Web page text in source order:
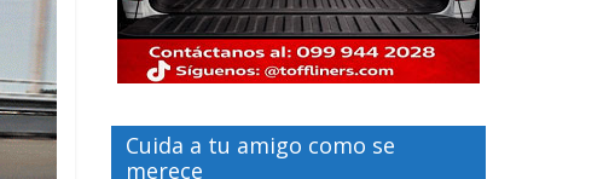
Cuida a tu amigo como se
merece